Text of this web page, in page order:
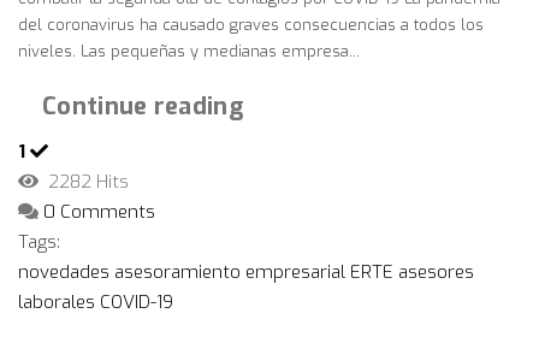
del coronavirus ha causado graves consecuencias a todos los
niveles. Las pequeñas y medianas empresa...
Continue reading
1
2282 Hits
0 Comments
Tags:
novedades asesoramiento empresarial ERTE asesores
laborales COVID-19